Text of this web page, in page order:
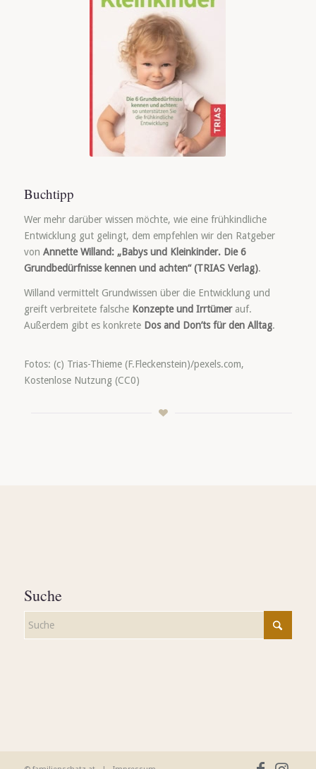
Buchtipp
Wer mehr darüber wissen möchte, wie eine frühkindliche
Entwicklung gut gelingt, dem empfehlen wir den Ratgeber
von Annette Willand: „Babys und Kleinkinder. Die 6
Grundbedürfnisse kennen und achten“ (TRIAS Verlag).
Willand vermittelt Grundwissen über die Entwicklung und
greift verbreitete falsche Konzepte und Irrtümerauf.
Außerdem gibt es konkrete Dos and Don’ts für den Alltag.
Fotos: (c) Trias-Thieme (F.Fleckenstein)/pexels.com,
Kostenlose Nutzung (CC0)
Suche